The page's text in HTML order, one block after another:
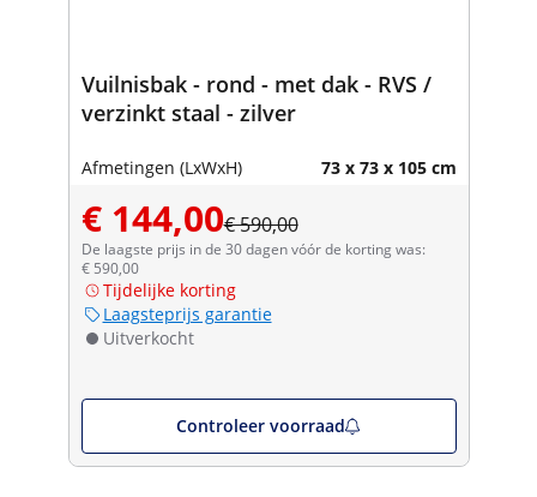
Vuilnisbak - rond - met dak - RVS /
verzinkt staal - zilver
Afmetingen (LxWxH) 73 x 73 x 105 cm
€ 144,00€ 590,00
De laagste prijs in de 30 dagen vóór de korting was:
€ 590,00
Tijdelijke korting
Laagsteprijs garantie
Uitverkocht
Controleer voorraad